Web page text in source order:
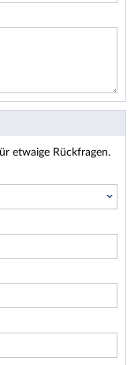
etwaige Rückfragen.